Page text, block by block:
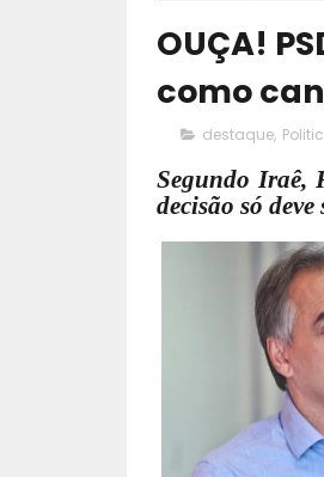
OUÇA!
como
destaque,
Segundo Iraê,
decisão só